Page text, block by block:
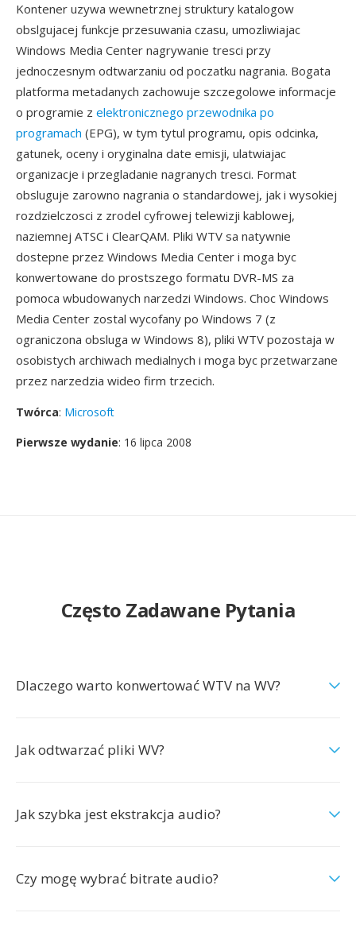
Kontener uzywa wewnetrznej struktury katalogow
obslgujacej funkcje przesuwania czasu, umozliwiajac
Windows Media Center nagrywanie tresci przy
jednoczesnym odtwarzaniu od poczatku nagrania. Bogata
platforma metadanych zachowuje szczegolowe informacje
o programie z elektronicznego przewodnika po
programach (EPG), w tym tytul programu, opis odcinka,
gatunek, oceny i oryginalna date emisji, ulatwiajac
organizacje i przegladanie nagranych tresci. Format
obsluguje zarowno nagrania o standardowej, jak i wysokiej
rozdzielczosci z zrodel cyfrowej telewizji kablowej,
naziemnej ATSC i ClearQAM. Pliki WTV sa natywnie
dostepne przez Windows Media Center i moga byc
konwertowane do prostszego formatu DVR-MS za
pomoca wbudowanych narzedzi Windows. Choc Windows
Media Center zostal wycofany po Windows 7 (z
ograniczona obsluga w Windows 8), pliki WTV pozostaja w
osobistych archiwach medialnych i moga byc przetwarzane
przez narzedzia wideo firm trzecich.
Twórca: Microsoft
Pierwsze wydanie: 16 lipca 2008
Często Zadawane Pytania
Dlaczego warto konwertować WTV na WV?
Jak odtwarzać pliki WV?
Jak szybka jest ekstrakcja audio?
Czy mogę wybrać bitrate audio?